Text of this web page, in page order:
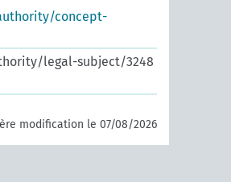
concept-
legal-subject/3248
modification le 07/08/2026